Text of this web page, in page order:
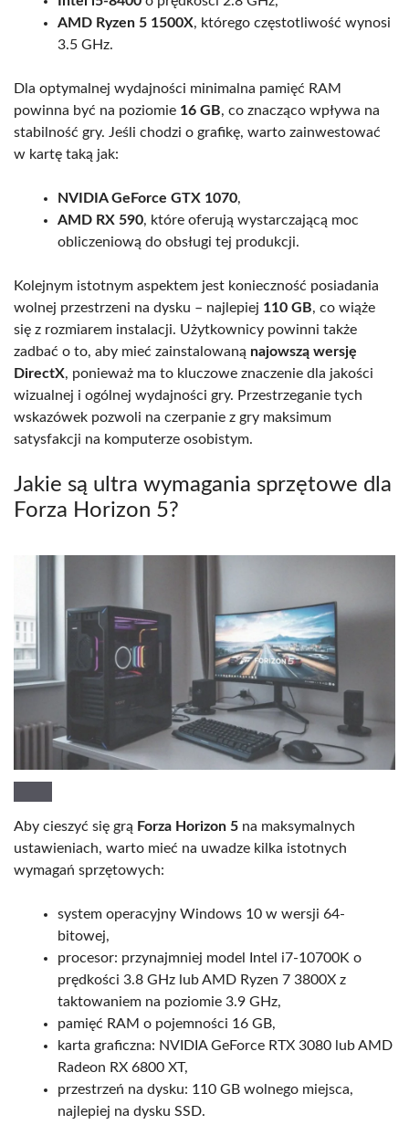
AMD Ryzen 5 1500X, którego częstotliwość wynosi
3.5 GHz.
Dla optymalnej wydajności minimalna pamięć RAM
powinna być na poziomie 16 GB, co znacząco wpływa na
stabilność gry. Jeśli chodzi o grafikę, warto zainwestować
w kartę taką jak:
NVIDIA GeForce GTX 1070,
AMD RX 590, które oferują wystarczającą moc
obliczeniową do obsługi tej produkcji.
Kolejnym istotnym aspektem jest konieczność posiadania
wolnej przestrzeni na dysku – najlepiej 110 GB, co wiąże
się z rozmiarem instalacji. Użytkownicy powinni także
zadbać o to, aby mieć zainstalowaną najowszą wersję
DirectX, ponieważ ma to kluczowe znaczenie dla jakości
wizualnej i ogólnej wydajności gry. Przestrzeganie tych
wskazówek pozwoli na czerpanie z gry maksimum
satysfakcji na komputerze osobistym.
Jakie są ultra wymagania sprzętowe dla
Forza Horizon 5?
Aby cieszyć się grą Forza Horizon 5 na maksymalnych
ustawieniach, warto mieć na uwadze kilka istotnych
wymagań sprzętowych:
system operacyjny Windows 10 w wersji 64-
bitowej,
procesor: przynajmniej model Intel i7-10700K o
prędkości 3.8 GHz lub AMD Ryzen 7 3800X z
taktowaniem na poziomie 3.9 GHz,
pamięć RAM o pojemności 16 GB,
karta graficzna: NVIDIA GeForce RTX 3080 lub AMD
Radeon RX 6800 XT,
przestrzeń na dysku: 110 GB wolnego miejsca,
najlepiej na dysku SSD.